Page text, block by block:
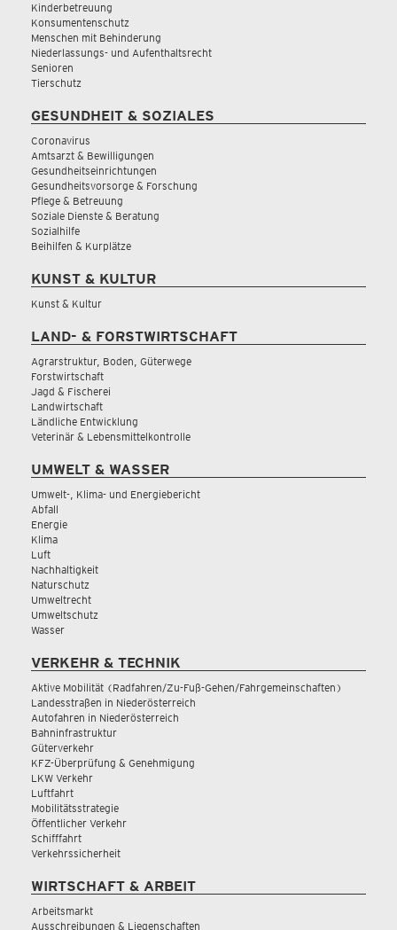
Kinderbetreuung
Konsumentenschutz
Menschen mit Behinderung
Niederlassungs- und Aufenthaltsrecht
Senioren
Tierschutz
GESUNDHEIT & SOZIALES
Coronavirus
Amtsarzt & Bewilligungen
Gesundheitseinrichtungen
Gesundheitsvorsorge & Forschung
Pflege & Betreuung
Soziale Dienste & Beratung
Sozialhilfe
Beihilfen & Kurplätze
KUNST & KULTUR
Kunst & Kultur
LAND- & FORSTWIRTSCHAFT
Agrarstruktur, Boden, Güterwege
Forstwirtschaft
Jagd & Fischerei
Landwirtschaft
Ländliche Entwicklung
Veterinär & Lebensmittelkontrolle
UMWELT & WASSER
Umwelt-, Klima- und Energiebericht
Abfall
Energie
Klima
Luft
Nachhaltigkeit
Naturschutz
Umweltrecht
Umweltschutz
Wasser
VERKEHR & TECHNIK
Aktive Mobilität (Radfahren/Zu-Fuß-Gehen/Fahrgemeinschaften)
Landesstraßen in Niederösterreich
Autofahren in Niederösterreich
Bahninfrastruktur
Güterverkehr
KFZ-Überprüfung & Genehmigung
LKW Verkehr
Luftfahrt
Mobilitätsstrategie
Öffentlicher Verkehr
Schifffahrt
Verkehrssicherheit
WIRTSCHAFT & ARBEIT
Arbeitsmarkt
Ausschreibungen & Liegenschaften